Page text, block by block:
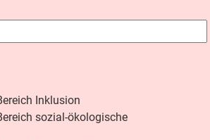
Inklusion
sozial-ökologische